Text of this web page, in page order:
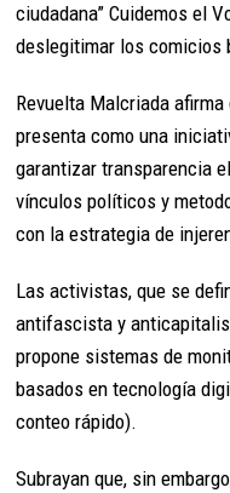
ciudadana” Cuidemos el
deslegitimar los comicios
Revuelta Malcriada
presenta como una
garantizar transparencia
vínculos políticos y
con la estrategia de
Las activistas, que se
antifascista y
propone sistemas de
basados en tecnología
conteo rápido).
Subrayan que, sin